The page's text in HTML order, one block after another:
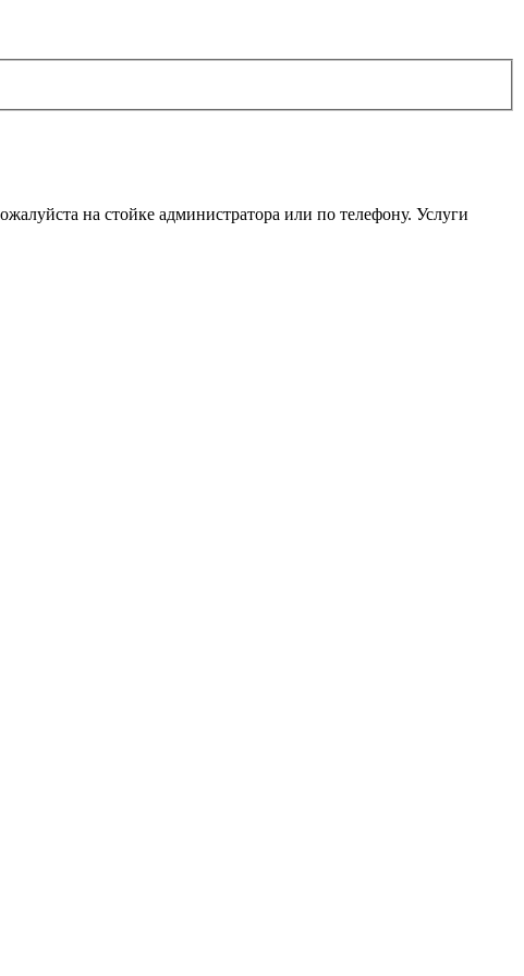
на стойке администратора или по телефону. Услуги